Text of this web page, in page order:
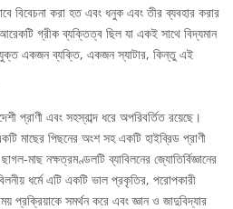
বিবেচনা করা হত এবং ধনুক এবং তীর ব্যবহার করার
গ্রীক ব্যক্তিত্ব ছিল যা একই সাথে বিদ্যমান
একজন ব্যক্তি, একজন স্যাটার, কিন্তু এই
প্রাণী এবং সহস্রাব্দ ধরে অপরিবর্তিত রয়েছে।
মাছের পিছনের অংশ সহ একটি হাইব্রিড প্রাণী
মাছ নক্ষত্রমণ্ডলটি ব্যাবিলনের জ্যোতির্বিজ্ঞানের
ধর্মে এটি একটি ভাল প্রকৃতির, পরোপকারী
প্রক্রিয়াকে সমর্থন করে এবং জ্ঞান ও জাদুবিদ্যার